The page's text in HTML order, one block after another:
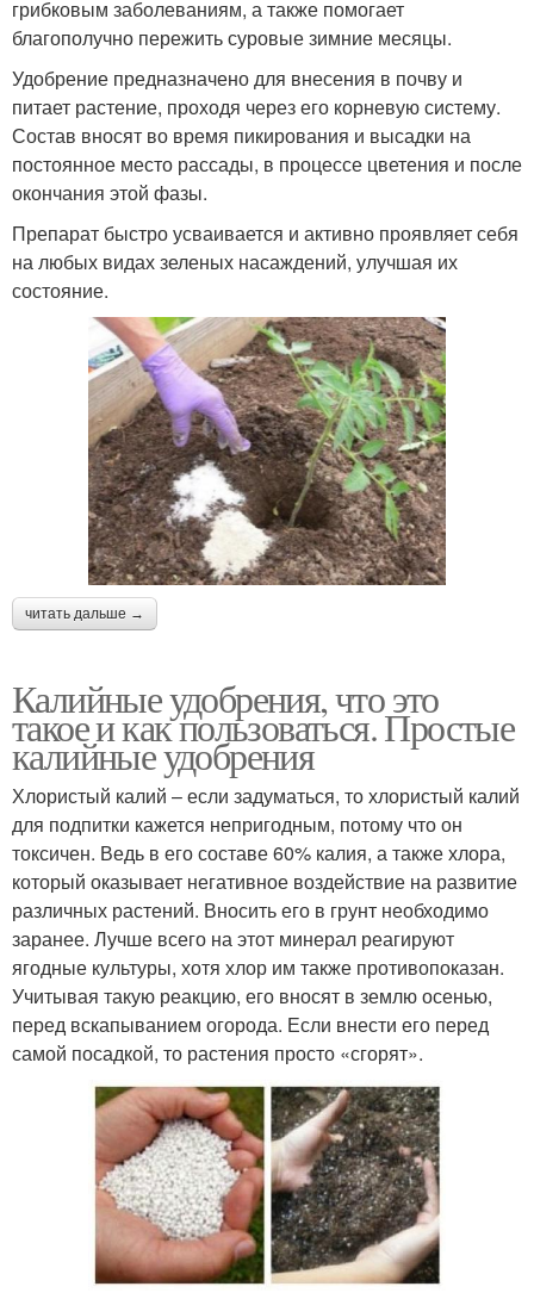
грибковым заболеваниям, а также помогает
благополучно пережить суровые зимние месяцы.
Удобрение предназначено для внесения в почву и
питает растение, проходя через его корневую систему.
Состав вносят во время пикирования и высадки на
постоянное место рассады, в процессе цветения и после
окончания этой фазы.
Препарат быстро усваивается и активно проявляет себя
на любых видах зеленых насаждений, улучшая их
состояние.
читать дальше →
Калийные удобрения, что это
такое и как пользоваться. Простые
калийные удобрения
Хлористый калий – если задуматься, то хлористый калий
для подпитки кажется непригодным, потому что он
токсичен. Ведь в его составе 60% калия, а также хлора,
который оказывает негативное воздействие на развитие
различных растений. Вносить его в грунт необходимо
заранее. Лучше всего на этот минерал реагируют
ягодные культуры, хотя хлор им также противопоказан.
Учитывая такую реакцию, его вносят в землю осенью,
перед вскапыванием огорода. Если внести его перед
самой посадкой, то растения просто «сгорят».